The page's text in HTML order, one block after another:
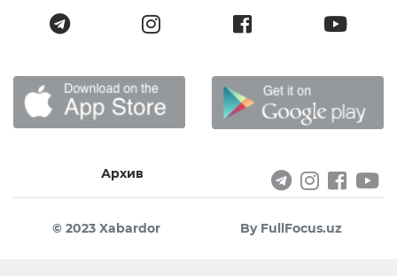
Архив
© 2023 Xabardor By FullFocus.uz